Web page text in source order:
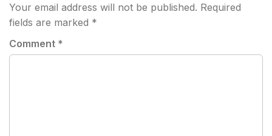
Your email address will not be published. Required
fields are marked *
Comment *